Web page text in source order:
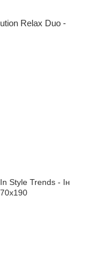
Relax Duo -